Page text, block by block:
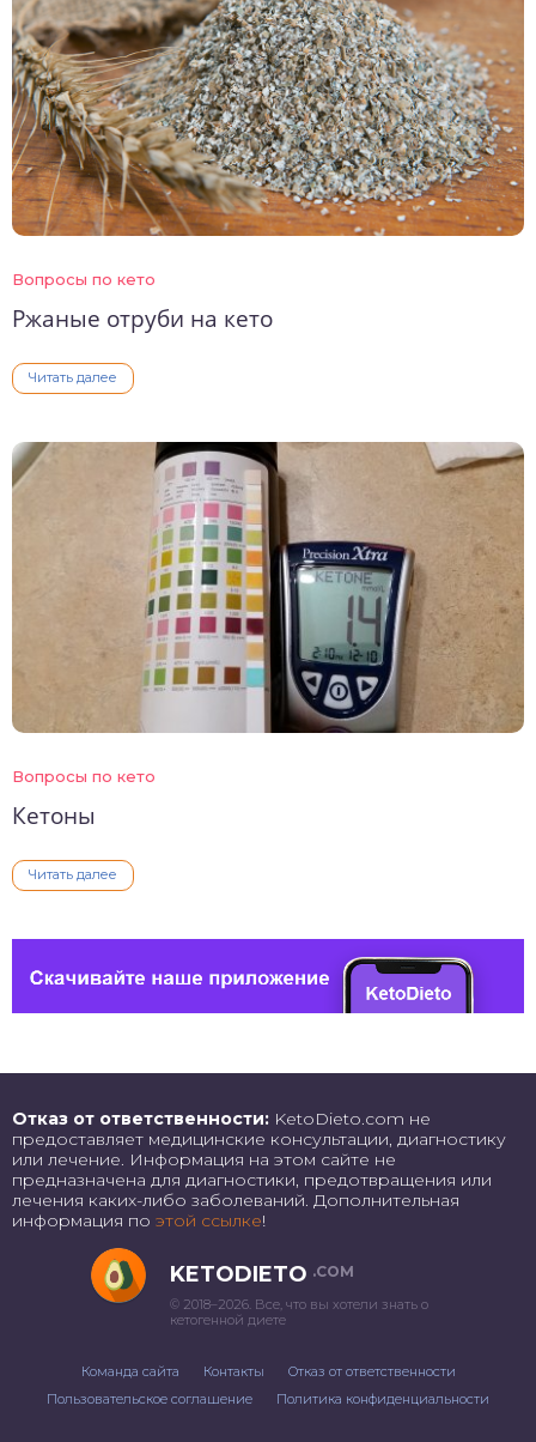
Вопросы по кето
Ржаные отруби на кето
Читать далее
Вопросы по кето
Кетоны
Читать далее
Отказ от ответственности: KetoDieto.com не
предоставляет медицинские консультации, диагностику
или лечение. Информация на этом сайте не
предназначена для диагностики, предотвращения или
лечения каких-либо заболеваний. Дополнительная
информация по этой ссылке!
KETODIETO .COM
© 2018–2026. Все, что вы хотели знать о
кетогенной диете
Команда сайта Контакты
Отказ от ответственности
Пользовательское соглашение
Политика конфиденциальности